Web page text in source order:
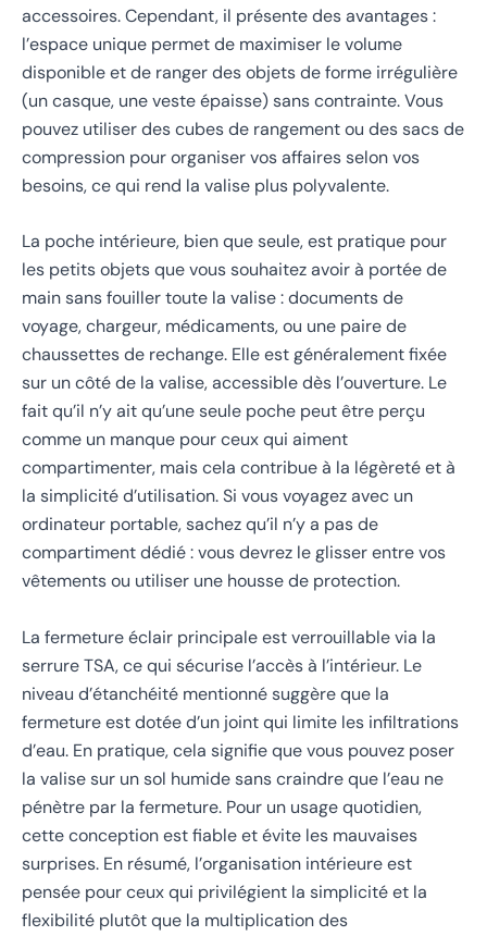
accessoires. Cependant, il présente des avantages :
l’espace unique permet de maximiser le volume
disponible et de ranger des objets de forme irrégulière
(un casque, une veste épaisse) sans contrainte. Vous
pouvez utiliser des cubes de rangement ou des sacs de
compression pour organiser vos affaires selon vos
besoins, ce qui rend la valise plus polyvalente.
La poche intérieure, bien que seule, est pratique pour
les petits objets que vous souhaitez avoir à portée de
main sans fouiller toute la valise : documents de
voyage, chargeur, médicaments, ou une paire de
chaussettes de rechange. Elle est généralement fixée
sur un côté de la valise, accessible dès l’ouverture. Le
fait qu’il n’y ait qu’une seule poche peut être perçu
comme un manque pour ceux qui aiment
compartimenter, mais cela contribue à la légèreté et à
la simplicité d’utilisation. Si vous voyagez avec un
ordinateur portable, sachez qu’il n’y a pas de
compartiment dédié : vous devrez le glisser entre vos
vêtements ou utiliser une housse de protection.
La fermeture éclair principale est verrouillable via la
serrure TSA, ce qui sécurise l’accès à l’intérieur. Le
niveau d’étanchéité mentionné suggère que la
fermeture est dotée d’un joint qui limite les infiltrations
d’eau. En pratique, cela signifie que vous pouvez poser
la valise sur un sol humide sans craindre que l’eau ne
pénètre par la fermeture. Pour un usage quotidien,
cette conception est fiable et évite les mauvaises
surprises. En résumé, l’organisation intérieure est
pensée pour ceux qui privilégient la simplicité et la
flexibilité plutôt que la multiplication des